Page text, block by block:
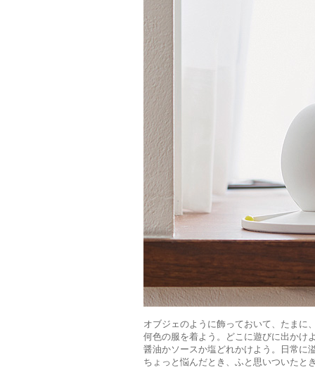
オブジェのように飾っておいて、たまに
何色の服を着よう。どこに遊びに出かけ
醤油かソースか塩どれかけよう。日常に
ちょっと悩んだとき、ふと思いついたと